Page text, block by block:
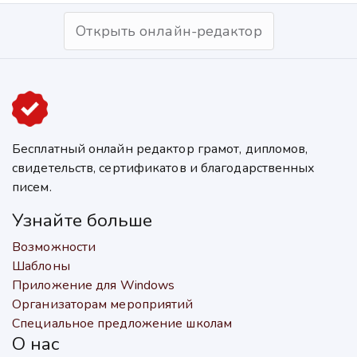
Открыть онлайн-редактор
Бесплатный онлайн редактор грамот, дипломов,
свидетельств, сертификатов и благодарственных
писем.
Узнайте больше
Возможности
Шаблоны
Приложение для Windows
Организаторам мероприятий
Специальное предложение школам
О нас